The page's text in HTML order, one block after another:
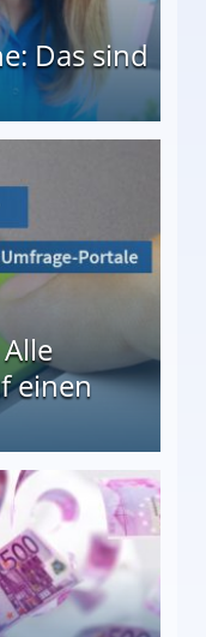
Das sind
einen